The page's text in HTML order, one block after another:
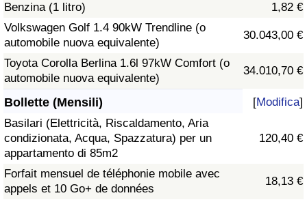
Benzina (1 litro)
1,82 €
Volkswagen Golf 1.4 90kW Trendline (o
automobile nuova equivalente)
30.043,00 €
Toyota Corolla Berlina 1.6l 97kW Comfort (o
automobile nuova equivalente)
34.010,70 €
Bollette (Mensili) [Modifica]
Basilari (Elettricità, Riscaldamento, Aria
condizionata, Acqua, Spazzatura) per un
appartamento di 85m2
120,40 €
Forfait mensuel de téléphonie mobile avec
appels et 10 Go+ de données
18,13 €